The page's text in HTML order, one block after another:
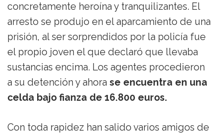
concretamente heroína y tranquilizantes. El
arresto se produjo en el aparcamiento de una
prisión, al ser sorprendidos por la policía fue
el propio joven el que declaró que llevaba
sustancias encima. Los agentes procedieron
a su detención y ahora se encuentra en una
celda bajo fianza de 16.800 euros.
Con toda rapidez han salido varios amigos de